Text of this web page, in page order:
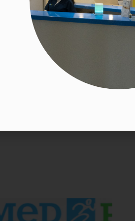
Búscanos en